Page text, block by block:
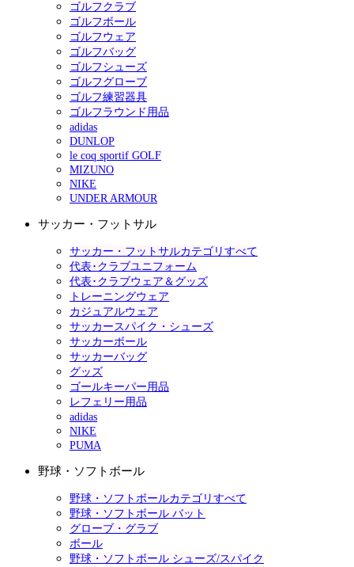
ゴルフクラブ
ゴルフボール
ゴルフウェア
ゴルフバッグ
ゴルフシューズ
ゴルフグローブ
ゴルフ練習器具
ゴルフラウンド用品
adidas
DUNLOP
le coq sportif GOLF
MIZUNO
NIKE
UNDER ARMOUR
サッカー・フットサル
サッカー・フットサルカテゴリすべて
代表･クラブユニフォーム
代表･クラブウェア＆グッズ
トレーニングウェア
カジュアルウェア
サッカースパイク・シューズ
サッカーボール
サッカーバッグ
グッズ
ゴールキーパー用品
レフェリー用品
adidas
NIKE
PUMA
野球・ソフトボール
野球・ソフトボールカテゴリすべて
野球・ソフトボール バット
グローブ・グラブ
ボール
野球・ソフトボール シューズ/スパイク